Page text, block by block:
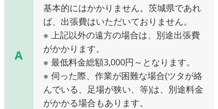
A
基本的にはかかりません。茨城県であれ
ば、出張費はいただいておりません。
※ 上記以外の遠方の場合は、別途出張費
がかかります。
※ 最低料金総額3,000円～となります。
※ 伺った際、作業が困難な場合(ツタが絡
んでいる、足場が狭い、等)は、別途料金
がかかる場合もあります。